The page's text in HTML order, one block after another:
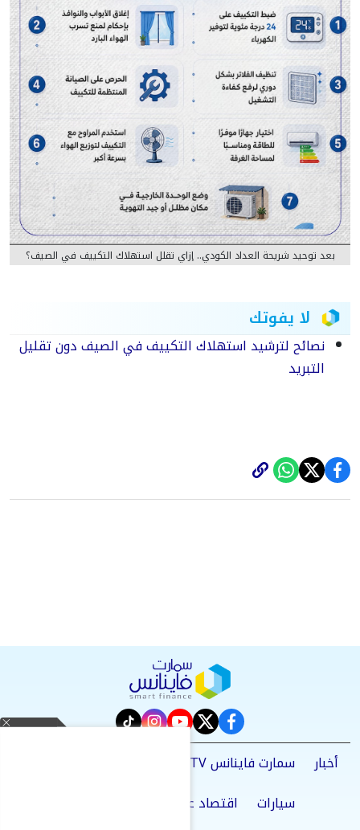
بعد توحيد شريحة العداد الكودي.. إزاي تقلل استهلاك التكييف في الصيف؟
لا يفوتك
نصائح لترشيد استهلاك التكييف في الصيف دون تقليل
التبريد
facebook
twitter
youtube
instagram
tiktok
أخبار
سمارت فاينانس TV
سيارات
اقتصاد عالمي